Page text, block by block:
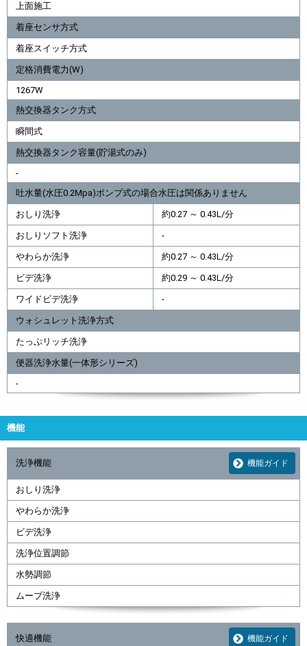
上面施工
着座センサ方式
着座スイッチ方式
定格消費電力(W)
1267W
熱交換器タンク方式
瞬間式
熱交換器タンク容量(貯湯式のみ)
-
吐水量(水圧0.2Mpa)ポンプ式の場合水圧は関係ありません
おしり洗浄 約0.27 ～ 0.43L/分
おしりソフト洗浄 -
やわらか洗浄 約0.27 ～ 0.43L/分
ビデ洗浄 約0.29 ～ 0.43L/分
ワイドビデ洗浄 -
ウォシュレット洗浄方式
たっぷリッチ洗浄
便器洗浄水量(一体形シリーズ)
-
機能
洗浄機能 機能ガイド
おしり洗浄
やわらか洗浄
ビデ洗浄
洗浄位置調節
水勢調節
ムーブ洗浄
快適機能 機能ガイド